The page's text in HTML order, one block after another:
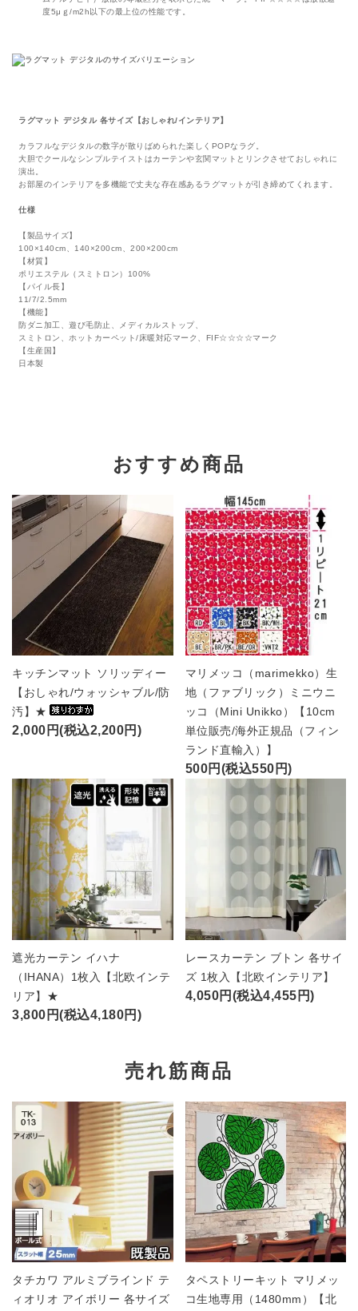
度5μｇ/m2h以下の最上位の性能です。
ラグマット デジタル 各サイズ【おしゃれ/インテリア】
カラフルなデジタルの数字が散りばめられた楽しくPOPなラグ。
大胆でクールなシンプルテイストはカーテンや玄関マットとリンクさせておしゃれに
演出。
お部屋のインテリアを多機能で丈夫な存在感あるラグマットが引き締めてくれます。
仕様
【製品サイズ】
100×140cm、140×200cm、200×200cm
【材質】
ポリエステル（スミトロン）100%
【パイル長】
11/7/2.5mm
【機能】
防ダニ加工、遊び毛防止、メディカルストップ、
スミトロン、ホットカーペット/床暖対応マーク、FIF☆☆☆☆マーク
【生産国】
日本製
おすすめ商品
キッチンマット ソリッディー
【おしゃれ/ウォッシャブル/防
汚】★
2,000円(税込2,200円)
マリメッコ（marimekko）生
地（ファブリック）ミニウニ
ッコ（Mini Unikko）【10cm
単位販売/海外正規品（フィン
ランド直輸入）】
500円(税込550円)
遮光カーテン イハナ
（IHANA）1枚入【北欧インテ
リア】★
3,800円(税込4,180円)
レースカーテン ブトン 各サイ
ズ 1枚入【北欧インテリア】
4,050円(税込4,455円)
売れ筋商品
タチカワ アルミブラインド テ
ィオリオ アイボリー 各サイズ
タペストリーキット マリメッ
コ生地専用（1480mm）【北